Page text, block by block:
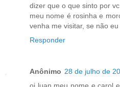
dizer que o que sinto por vc
meu nome é rosinha e
venha me visitar, se não eu
Responder
Anônimo 28 de julho de
oi luan meu nome e carol